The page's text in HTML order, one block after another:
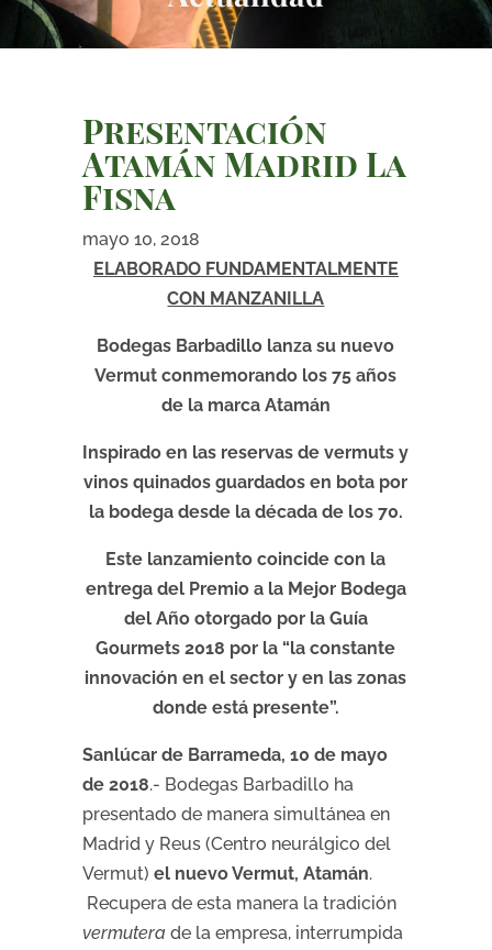
Presentación
Atamán Madrid La
Fisna
mayo 10, 2018
ELABORADO FUNDAMENTALMENTE
CON MANZANILLA
Bodegas Barbadillo lanza su nuevo
Vermut conmemorando los 75 años
de la marca Atamán
Inspirado en las reservas de vermuts y
vinos quinados guardados en bota por
la bodega desde la década de los 70.
Este lanzamiento coincide con la
entrega del Premio a la Mejor Bodega
del Año otorgado por la Guía
Gourmets 2018 por la “la constante
innovación en el sector y en las zonas
donde está presente”.
Sanlúcar de Barrameda, 10 de mayo
de 2018.- Bodegas Barbadillo ha
presentado de manera simultánea en
Madrid y Reus (Centro neurálgico del
Vermut) el nuevo Vermut, Atamán.
Recupera de esta manera la tradición
vermuterade la empresa, interrumpida